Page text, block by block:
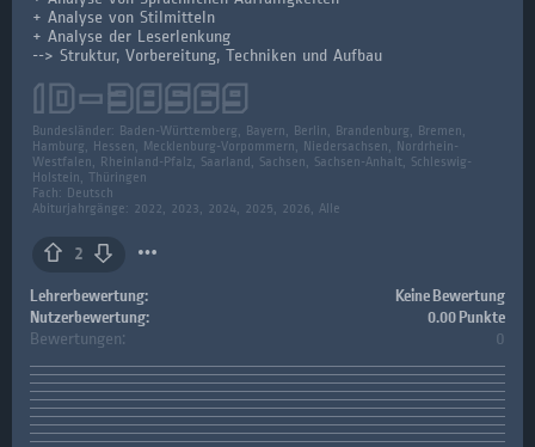
Lehrerbewertung:
Keine Bewertung
Nutzerbewertung:
0.00 Punkte
Bewertungen: 0
+ Analyse von Stilmitteln
+ Analyse der Leserlenkung
--> Struktur, Vorbereitung, Techniken und Aufbau
ID-38569
Bundesländer: Baden-Württemberg, Bayern, Berlin, Brandenburg, Bremen,
Hamburg, Hessen, Mecklenburg-Vorpommern, Niedersachsen, Nordrhein-
Westfalen, Rheinland-Pfalz, Saarland, Sachsen, Sachsen-Anhalt, Schleswig-
Holstein, Thüringen
Fach: Deutsch
Abiturjahrgänge: 2022, 2023, 2024, 2025, 2026, Alle
2